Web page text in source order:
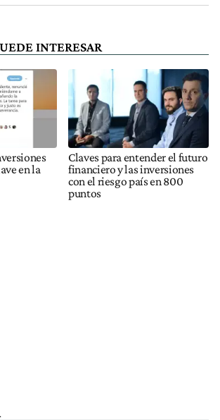
INTERESAR
en la
Claves para entender el futuro
financiero y las inversiones
con el riesgo país en 800
puntos